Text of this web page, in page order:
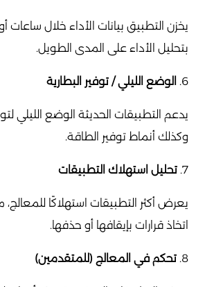
يخزن التطبيق بيانات الأداء خلال ساعات
بتحليل الأداء على المدى الطويل.
6. الوضع الليلي / توفير البطارية
يدعم التطبيقات الحديثة الوضع الليلي
وكذلك أنماط توفير الطاقة.
7. تحليل استهلاك التطبيقات
يعرض أكثر التطبيقات استهلاكًا
اتخاذ قرارات بإيقافها أو حذفها.
8. تحكم في المعالج (للمتقدمين)